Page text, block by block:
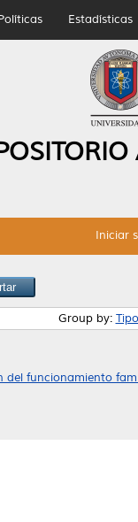
Estadísticas
Iniciar
Group by:
del funcionamiento